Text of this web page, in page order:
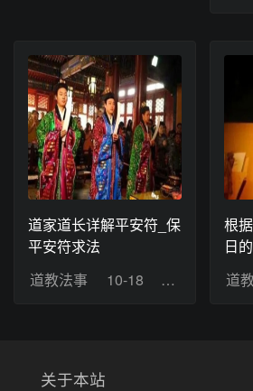
道家道长详解平安符_保
平安符求法
道教法事
10-18 浏览：5
根
日
道
关于本站